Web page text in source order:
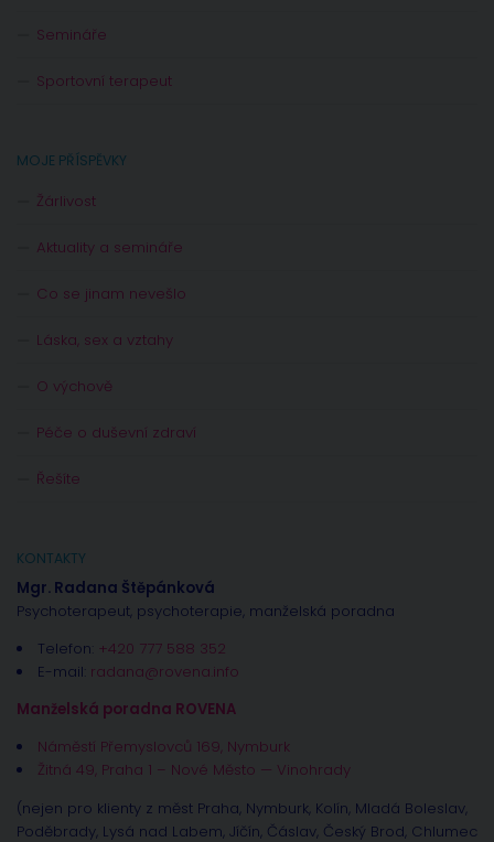
Semináře
Sportovní terapeut
MOJE PŘÍSPĚVKY
Žárlivost
Aktuality a semináře
Co se jinam nevešlo
Láska, sex a vztahy
O výchově
Péče o duševní zdraví
Řešíte
KONTAKTY
Mgr. Radana Štěpánková
Psychoterapeut, psychoterapie, manželská poradna
Telefon: +420 777 588 352
E-mail: radana@rovena.info
Manželská poradna ROVENA
Náměstí Přemyslovců 169, Nymburk
Žitná 49, Praha 1 – Nové Město — Vinohrady
(nejen pro klienty z měst Praha, Nymburk, Kolín, Mladá Boleslav,
Poděbrady, Lysá nad Labem, Jíčín, Čáslav, Český Brod, Chlumec